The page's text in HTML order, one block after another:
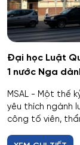
Kursk
Kaluga
Voronezh
Biểu diễn
Báo chí
Bản đồ và Địa
Bảo mật công
Bảo mật máy
Đại học Luật
1 nước Nga
MSAL - Một thế
yêu thích ngành
công tố viên,